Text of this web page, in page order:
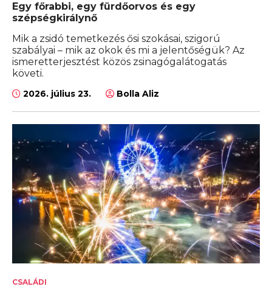
Egy főrabbi, egy fürdőorvos és egy
szépségkirálynő
Mik a zsidó temetkezés ősi szokásai, szigorú
szabályai – mik az okok és mi a jelentőségük? Az
ismeretterjesztést közös zsinagógalátogatás
követi.
2026. július 23. Bolla Aliz
CSALÁDI